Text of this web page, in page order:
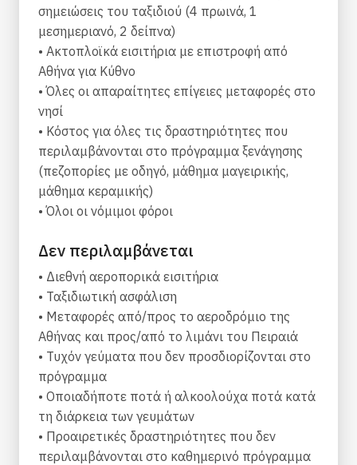
στα γύρω νησιά των Κυκλάδων ή ως ιδανική
απόδραση από την Αθήνα.
Βρίσκεται στις Δυτικές Κυκλάδες, η Κύθνος
είναι εύκολα προσβάσιμη με πλοίο είτε από το
λιμάνι του Πειραιά (3 ώρες) είτε από το Λαύριο
(1:40 ώρα). Μπορείτε να αποφασίσετε για το
λιμάνι αναχώρησής σας ανάλογα με το
πρόγραμμα των διακοπών σας. Αυτό για το
οποίο μπορούμε να σας διαβεβαιώσουμε είναι
ότι θα απολαύσετε πραγματικά αυθεντικές και
δραστήριες διακοπές, πεζοπορία στην Κύθνο!
Τα κυριότερα σημεία περιήγησης
Εξερευνήστε ένα από τα πιο αυθεντικά και
μη τουριστικά νησιά της Ελλάδας
Ακολουθήστε μερικά από τα πολυάριθμα
μονοπάτια πεζοπορίας και ανακαλύψτε
αρχαίες τοποθεσίες και απομονωμένες
παραλίες
Πάρτε ένα μάθημα μαγειρικής και μάθετε
πώς να μαγειρεύετε παραδοσιακές τοπικές
λιχουδιές
σημειώσεις του ταξιδιού (4 πρωινά, 1
μεσημεριανό, 2 δείπνα)
• Ακτοπλοϊκά εισιτήρια με επιστροφή από
Αθήνα για Κύθνο
• Όλες οι απαραίτητες επίγειες μεταφορές στο
νησί
• Κόστος για όλες τις δραστηριότητες που
περιλαμβάνονται στο πρόγραμμα ξενάγησης
(πεζοπορίες με οδηγό, μάθημα μαγειρικής,
μάθημα κεραμικής)
• Όλοι οι νόμιμοι φόροι
Δεν περιλαμβάνεται
• Διεθνή αεροπορικά εισιτήρια
• Ταξιδιωτική ασφάλιση
• Μεταφορές από/προς το αεροδρόμιο της
Αθήνας και προς/από το λιμάνι του Πειραιά
• Τυχόν γεύματα που δεν προσδιορίζονται στο
πρόγραμμα
• Οποιαδήποτε ποτά ή αλκοολούχα ποτά κατά
τη διάρκεια των γευμάτων
• Προαιρετικές δραστηριότητες που δεν
περιλαμβάνονται στο καθημερινό πρόγραμμα